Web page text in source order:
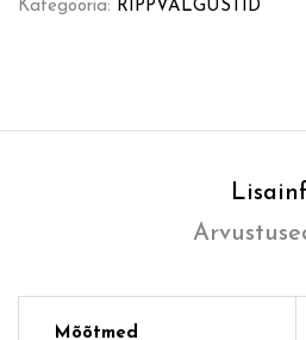
Kategooria: RIPPVALGUSTID
Mõõtmed